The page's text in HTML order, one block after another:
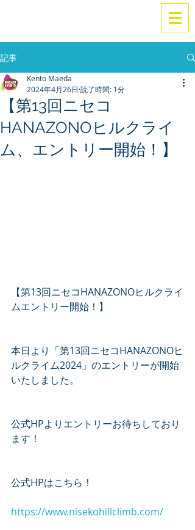
記事
【第13回ニセコ
HANAZONOヒルクライ
ム、エントリー開始！】
Kento Maeda
2024年4月26日 読了時間: 1分
【第13回ニセコHANAZONOヒルクライ
ムエントリー開始！】
本日より「第13回ニセコHANAZONOヒ
ルクライム2024」のエントリーが開始
いたしました。
公式HPよりエントリーお待ちしており
ます！
公式HPはこちら！
https://www.nisekohillclimb.com/